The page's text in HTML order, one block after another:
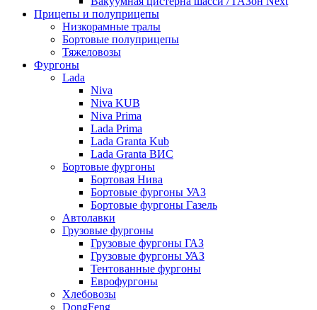
Прицепы и полуприцепы
Низкорамные тралы
Бортовые полуприцепы
Тяжеловозы
Фургоны
Lada
Niva
Niva KUB
Niva Prima
Lada Prima
Lada Granta Kub
Lada Granta ВИС
Бортовые фургоны
Бортовая Нива
Бортовые фургоны УАЗ
Бортовые фургоны Газель
Автолавки
Грузовые фургоны
Грузовые фургоны ГАЗ
Грузовые фургоны УАЗ
Тентованные фургоны
Еврофургоны
Хлебовозы
DongFeng